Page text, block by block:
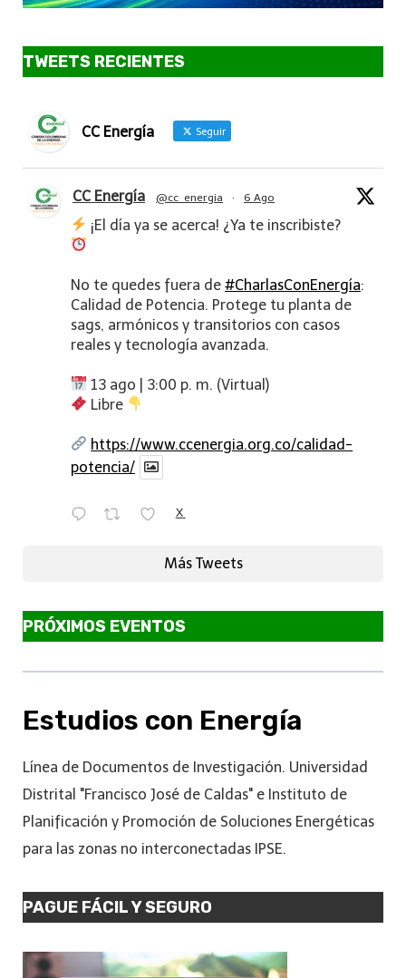
TWEETS RECIENTES
CC Energía Seguir
CC Energía @cc_energia · 6 Ago
¡El día ya se acerca! ¿Ya te inscribiste?
No te quedes fuera de #CharlasConEnergía:
Calidad de Potencia. Protege tu planta de
sags, armónicos y transitorios con casos
reales y tecnología avanzada.
13 ago | 3:00 p. m. (Virtual)
Libre
https://www.ccenergia.org.co/calidad-
potencia/
X
Más Tweets
PRÓXIMOS EVENTOS
Estudios con Energía
Línea de Documentos de Investigación. Universidad
Distrital "Francisco José de Caldas" e Instituto de
Planificación y Promoción de Soluciones Energéticas
para las zonas no interconectadas IPSE.
PAGUE FÁCIL Y SEGURO